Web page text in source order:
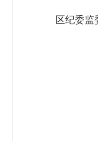
区纪委监